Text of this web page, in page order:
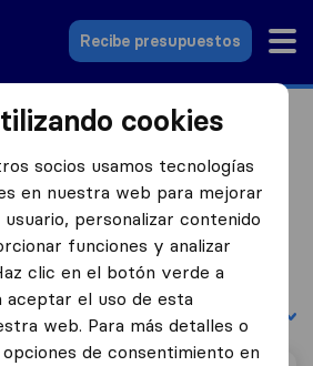
Recibe presupuestos
Terrassa
de mudanzas en
encontradas en Terrassa
por:
cookies
socios usamos tecnologías
en nuestra web para mejorar
personalizar contenido
funciones y analizar
clic en el botón verde a
aceptar el uso de esta
web. Para más detalles o
de consentimiento en